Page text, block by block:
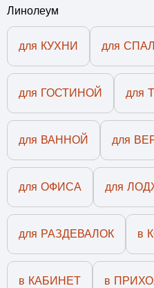
Линолеум
для КУХНИ для
для ГОСТИНОЙ для
для ВАННОЙ для
для ОФИСА для
для РАЗДЕВАЛОК в
в КАБИНЕТ в